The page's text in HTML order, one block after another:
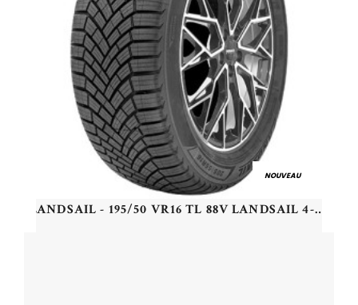
NOUVEAU
LANDSAIL - 195/50 VR16 TL 88V LANDSAIL 4-SEASONS 3 XL - 1955016 - CCB